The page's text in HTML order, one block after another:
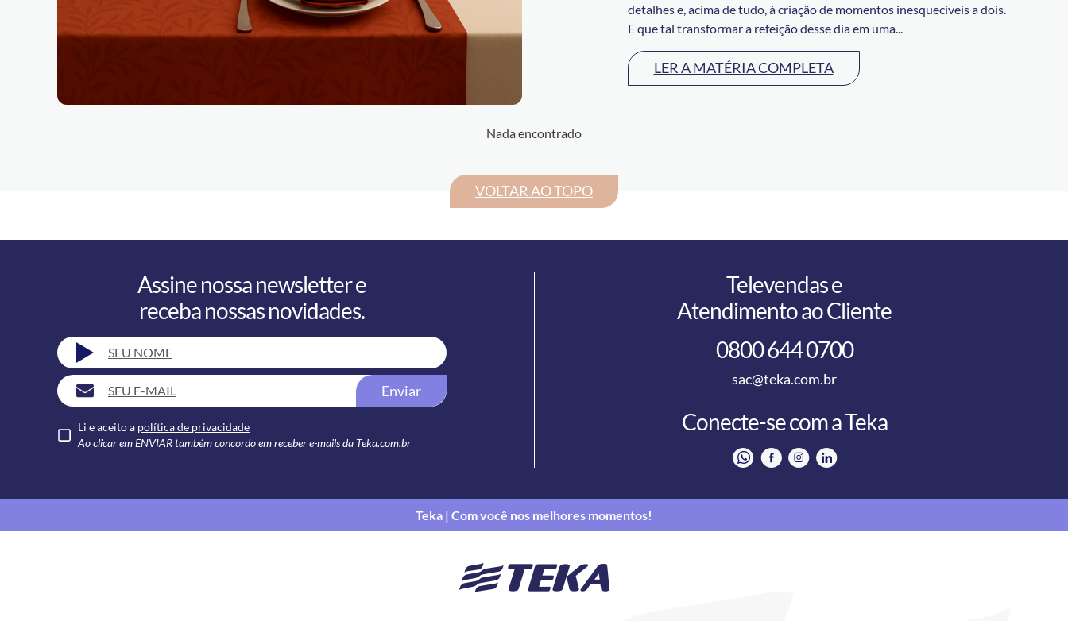
detalhes e, acima de tudo, à criação de momentos inesquecíveis a dois.
E que tal transformar a refeição desse dia em uma...
LER A MATÉRIA COMPLETA
Nada encontrado
VOLTAR AO TOPO
Assine nossa newsletter e
receba nossas novidades.
Enviar
Li e aceito a política de privacidade
Ao clicar em ENVIAR também concordo em receber e-mails da Teka.com.br
Televendas e
Atendimento ao Cliente
0800 644 0700
sac@teka.com.br
Conecte-se com a Teka
Teka | Com você nos melhores momentos!